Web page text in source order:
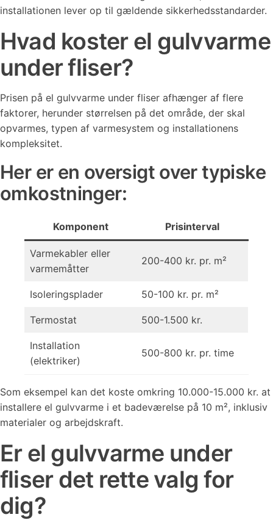
installationen lever op til gældende sikkerhedsstandarder.
Hvad koster el gulvvarme
under fliser?
Prisen på el gulvvarme under fliser afhænger af flere
faktorer, herunder størrelsen på det område, der skal
opvarmes, typen af varmesystem og installationens
kompleksitet.
Her er en oversigt over typiske
omkostninger:
Komponent Prisinterval
Varmekabler eller
varmemåtter
200-400 kr. pr. m²
Isoleringsplader 50-100 kr. pr. m²
Termostat 500-1.500 kr.
Installation
(elektriker)
500-800 kr. pr. time
Som eksempel kan det koste omkring 10.000-15.000 kr. at
installere el gulvvarme i et badeværelse på 10 m², inklusiv
materialer og arbejdskraft.
Er el gulvvarme under
fliser det rette valg for
dig?